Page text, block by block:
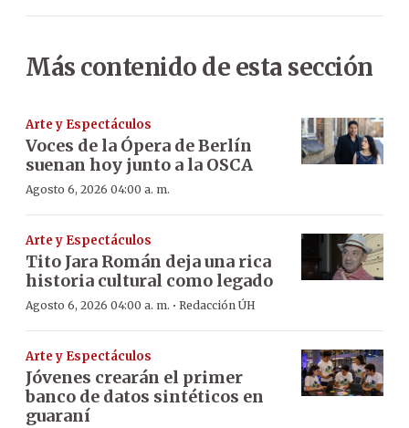
Más contenido de esta sección
Arte y Espectáculos
Voces de la Ópera de Berlín
suenan hoy junto a la OSCA
Agosto 6, 2026 04:00 a. m.
Arte y Espectáculos
Tito Jara Román deja una rica
historia cultural como legado
Agosto 6, 2026 04:00 a. m. · Redacción ÚH
Arte y Espectáculos
Jóvenes crearán el primer
banco de datos sintéticos en
guaraní